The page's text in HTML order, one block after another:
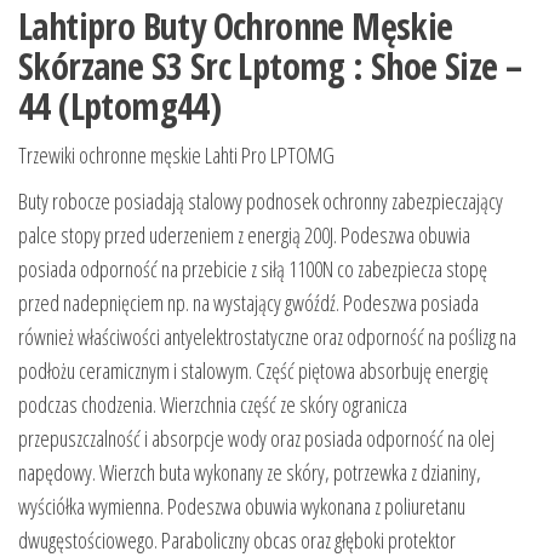
Lahtipro Buty Ochronne Męskie
Skórzane S3 Src Lptomg : Shoe Size –
44 (Lptomg44)
Trzewiki ochronne męskie Lahti Pro LPTOMG
Buty robocze posiadają stalowy podnosek ochronny zabezpieczający
palce stopy przed uderzeniem z energią 200J. Podeszwa obuwia
posiada odporność na przebicie z siłą 1100N co zabezpiecza stopę
przed nadepnięciem np. na wystający gwóźdź. Podeszwa posiada
również właściwości antyelektrostatyczne oraz odporność na poślizg na
podłożu ceramicznym i stalowym. Część piętowa absorbuję energię
podczas chodzenia. Wierzchnia część ze skóry ogranicza
przepuszczalność i absorpcje wody oraz posiada odporność na olej
napędowy. Wierzch buta wykonany ze skóry, potrzewka z dzianiny,
wyściółka wymienna. Podeszwa obuwia wykonana z poliuretanu
dwugęstościowego. Paraboliczny obcas oraz głęboki protektor